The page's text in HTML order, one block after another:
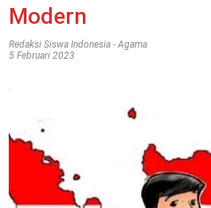
Modern
Redaksi Siswa Indonesia -Agama
5 Februari 2023